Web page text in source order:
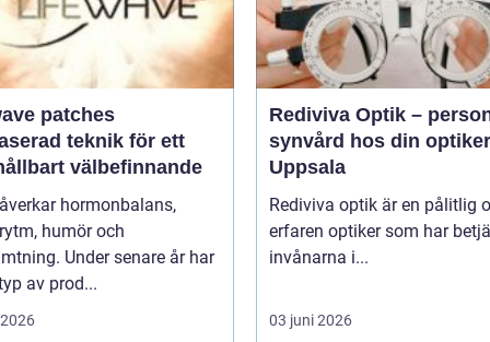
patches
teknik för ett
välbefinnande
hormonbalans,
humör och
Under senare år har
av prod...
Rediviva Optik –
synvård hos din
Uppsala
Rediviva optik är en pålitlig
erfaren optiker som har
invånarna i...
03 juni 2026